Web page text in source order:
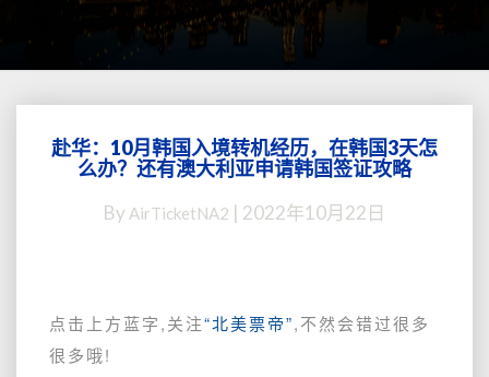
赴
华：
月
境
赴华：10月韩国入境转机经历，在韩国3天怎
么办？还有澳大利亚申请韩国签证攻略
By AirTicketNA2 2022年10月22日
点击上方蓝字,关注“北美票帝”,不然会错过很多
很多哦!